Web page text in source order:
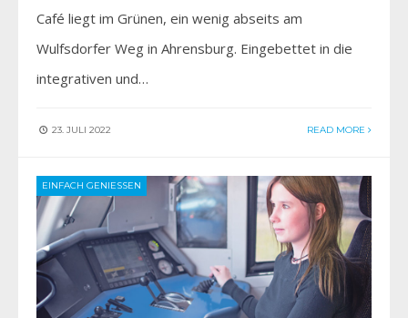
Café liegt im Grünen, ein wenig abseits am
Wulfsdorfer Weg in Ahrensburg. Eingebettet in die
integrativen und…
23. JULI 2022 READ MORE
EINFACH GENIESSEN